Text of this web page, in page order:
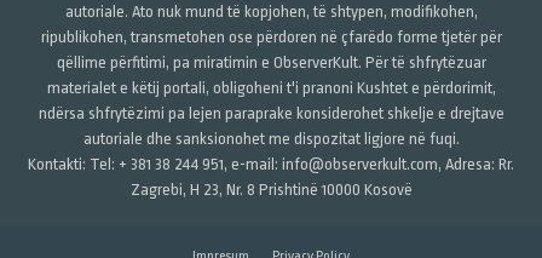
autoriale. Ato nuk mund të kopjohen, të shtypen, modifikohen,
ripublikohen, transmetohen ose përdoren në çfarëdo forme tjetër për
qëllime përfitimi, pa miratimin e ObserverKult. Për të shfrytëzuar
materialet e këtij portali, obligoheni t'i pranoni Kushtet e përdorimit,
ndërsa shfrytëzimi pa lejen paraprake konsiderohet shkelje e drejtave
autoriale dhe sanksionohet me dispozitat ligjore në fuqi.
Kontakti: Tel: + 381 38 244 951, e-mail: info@observerkult.com, Adresa: Rr.
Zagrebi, H 23, Nr. 8 Prishtinë 10000 Kosovë